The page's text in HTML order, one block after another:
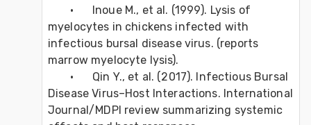
myelocytes in chickens infected with
infectious bursal disease virus. (reports
marrow myelocyte lysis).
Disease Virus–Host Interactions. International
Journal/MDPI review summarizing systemic